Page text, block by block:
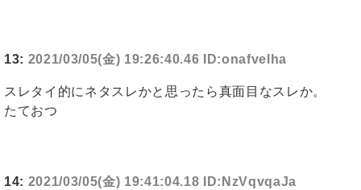
13: 2021/03/05(金) 19:26:40.46 ID:onafvelha
スレタイ的にネタスレかと思ったら真面目なスレか。
たておつ
14: 2021/03/05(金) 19:41:04.18 ID:NzVqvqaJa